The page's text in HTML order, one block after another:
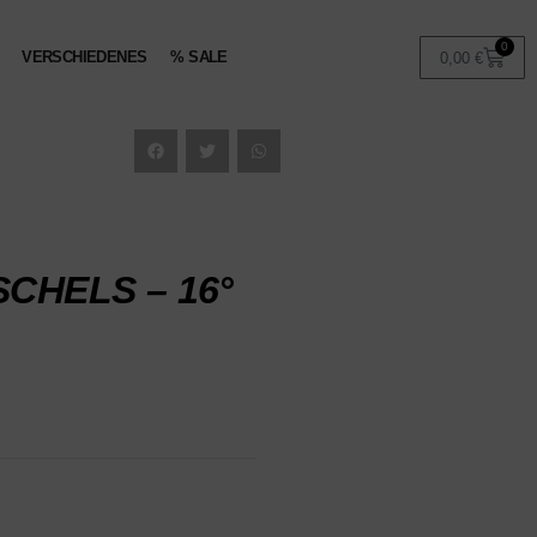
VERSCHIEDENES % SALE 0,00 €
0
– 16°